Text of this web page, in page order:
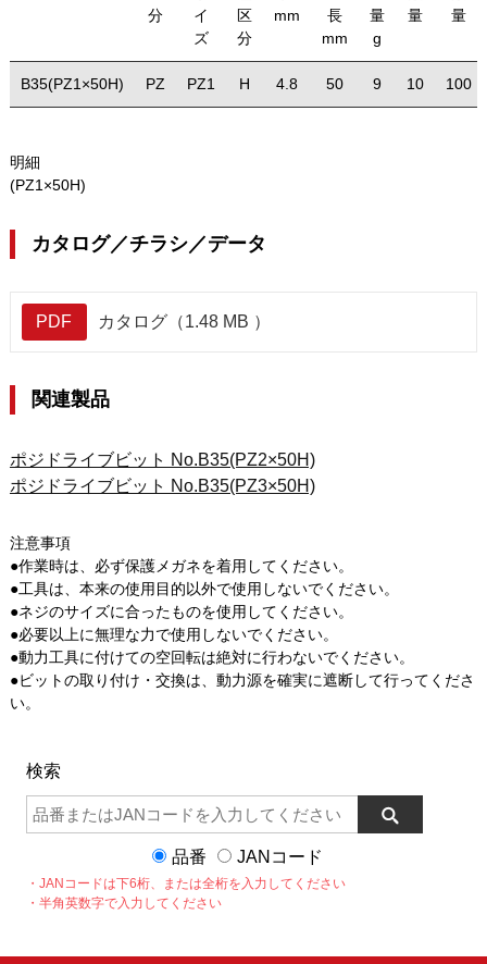
分
イ
ズ
区
分
mm
長
mm
量
g
量
量
B35(PZ1×50H) PZ PZ1 H 4.8 50 9 10 100
明細
(PZ1×50H)
カタログ／チラシ／データ
PDF カタログ（1.48 MB ）
関連製品
ポジドライブビット No.B35(PZ2×50H)
ポジドライブビット No.B35(PZ3×50H)
注意事項
●作業時は、必ず保護メガネを着用してください。
●工具は、本来の使用目的以外で使用しないでください。
●ネジのサイズに合ったものを使用してください。
●必要以上に無理な力で使用しないでください。
●動力工具に付けての空回転は絶対に行わないでください。
●ビットの取り付け・交換は、動力源を確実に遮断して行ってくださ
い。
検索
品番 JANコード
・JANコードは下6桁、または全桁を入力してください
・半角英数字で入力してください